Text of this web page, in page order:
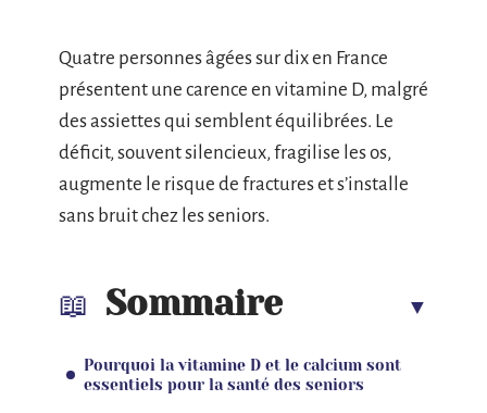
Quatre personnes âgées sur dix en France
présentent une carence en vitamine D, malgré
des assiettes qui semblent équilibrées. Le
déficit, souvent silencieux, fragilise les os,
augmente le risque de fractures et s’installe
sans bruit chez les seniors.
Sommaire
Pourquoi la vitamine D et le calcium sont
essentiels pour la santé des seniors